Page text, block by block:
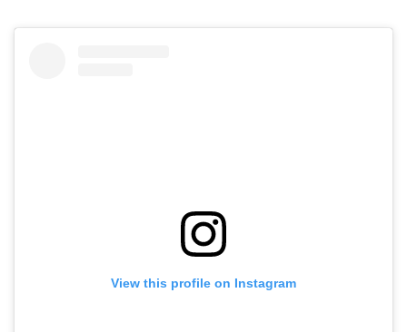
View this profile on Instagram